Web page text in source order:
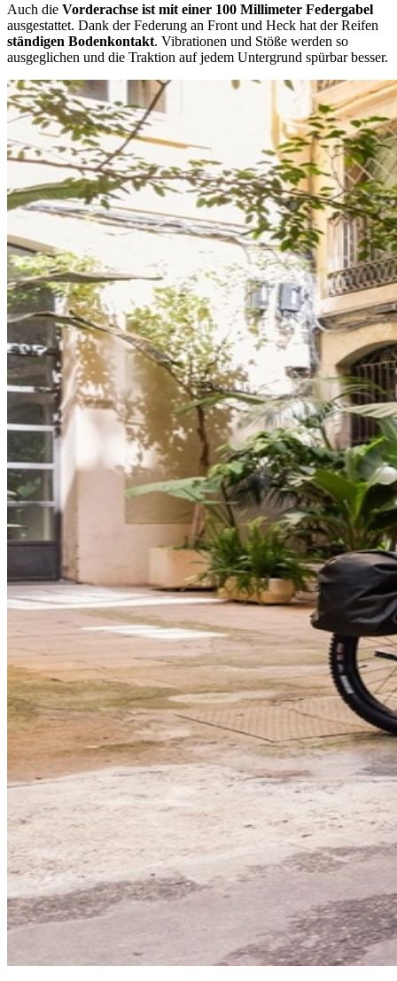
Auch die Vorderachse ist mit einer 100 Millimeter Federgabel
ausgestattet. Dank der Federung an Front und Heck hat der Reifen
ständigen Bodenkontakt. Vibrationen und Stöße werden so
ausgeglichen und die Traktion auf jedem Untergrund spürbar besser.